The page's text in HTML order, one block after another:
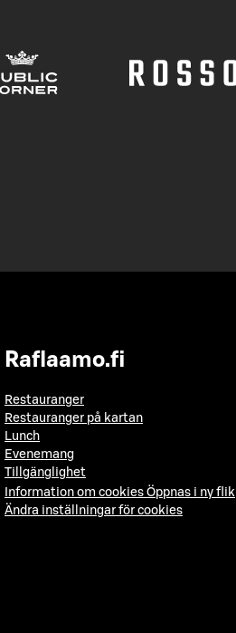
Raflaamo.fi
Restauranger
Restauranger på kartan
Lunch
Evenemang
Tillgänglighet
Information om cookies Öppnas i ny flik
Ändra inställningar för cookies